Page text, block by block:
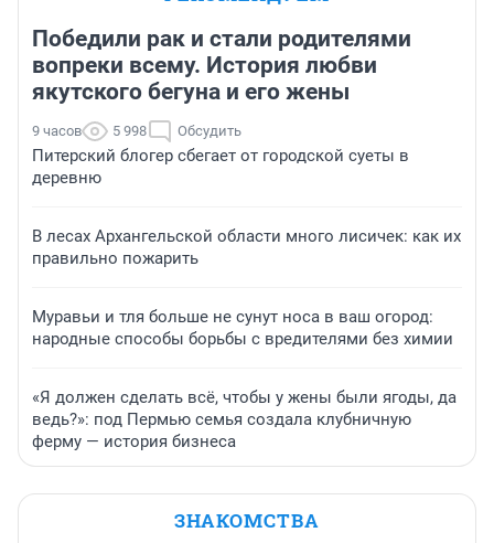
Победили рак и стали родителями
вопреки всему. История любви
якутского бегуна и его жены
9 часов 5 998 Обсудить
Питерский блогер сбегает от городской суеты в
деревню
В лесах Архангельской области много лисичек: как их
правильно пожарить
Муравьи и тля больше не сунут носа в ваш огород:
народные способы борьбы с вредителями без химии
«Я должен сделать всё, чтобы у жены были ягоды, да
ведь?»: под Пермью семья создала клубничную
ферму — история бизнеса
ЗНАКОМСТВА